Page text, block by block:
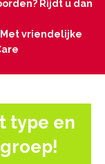
Rijdt u dan
vriendelijke
type en